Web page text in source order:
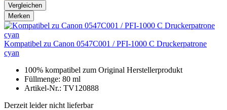
Vergleichen
Merken
Kompatibel zu Canon 0547C001 / PFI-1000 C Druckerpatrone
cyan
100% kompatibel zum Original Herstellerprodukt
Füllmenge: 80 ml
Artikel-Nr.: TV120888
Derzeit leider nicht lieferbar